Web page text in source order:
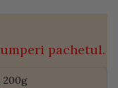
pachetul.
200g